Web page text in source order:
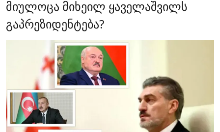
მიულოცა მიხეილ ყაველაშვილს
გაპრეზიდენტება?